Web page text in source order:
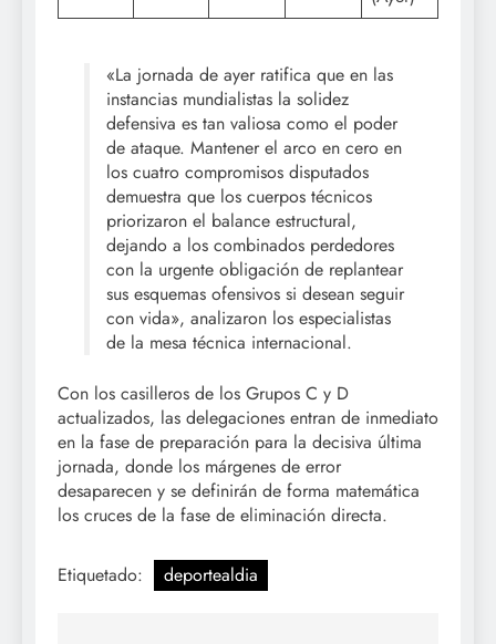
«La jornada de ayer ratifica que en las
instancias mundialistas la solidez
defensiva es tan valiosa como el poder
de ataque. Mantener el arco en cero en
los cuatro compromisos disputados
demuestra que los cuerpos técnicos
priorizaron el balance estructural,
dejando a los combinados perdedores
con la urgente obligación de replantear
sus esquemas ofensivos si desean seguir
con vida», analizaron los especialistas
de la mesa técnica internacional.
Con los casilleros de los Grupos C y D
actualizados, las delegaciones entran de inmediato
en la fase de preparación para la decisiva última
jornada, donde los márgenes de error
desaparecen y se definirán de forma matemática
los cruces de la fase de eliminación directa.
Etiquetado: deportealdia